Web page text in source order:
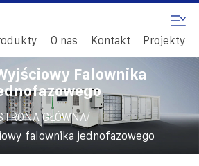
O nas Kontakt Projekty
Falownika
GŁÓWNA/
falownika jednofazowego